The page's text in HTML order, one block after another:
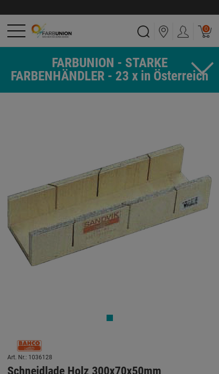
0
FARBUNION - STARKE
FARBENHÄNDLER - 23 x in Österreich
Art. Nr.: 1036128
Schneidlade Holz 300x70x50mm